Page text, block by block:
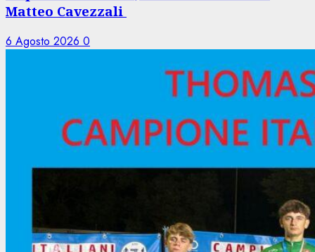
Matteo Cavezzali
6 Agosto 2026 0